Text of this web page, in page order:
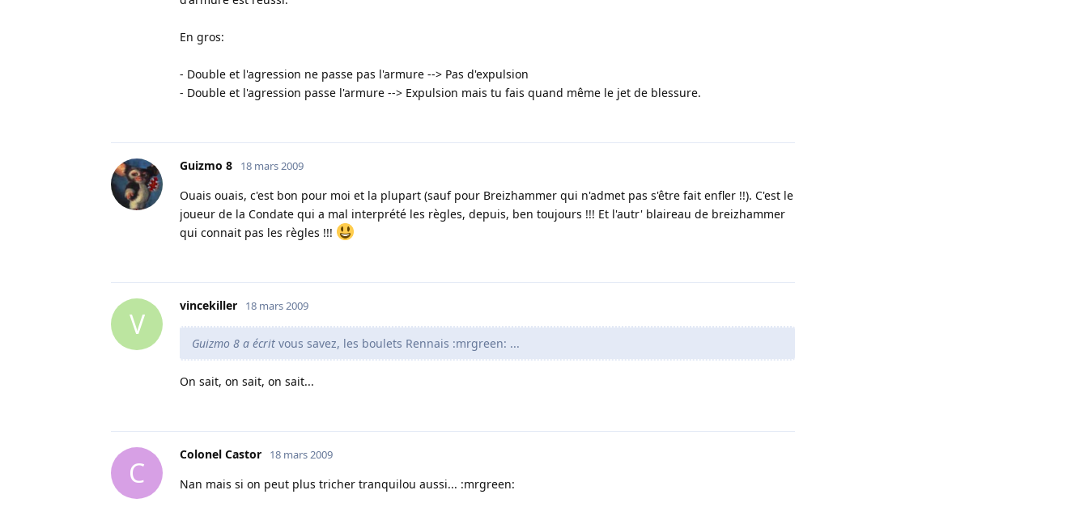
En gros:
- Double et l'agression ne passe pas l'armure --> Pas d'expulsion
- Double et l'agression passe l'armure --> Expulsion mais tu fais quand même le jet de blessure.
Guizmo 8 18 mars 2009
Ouais ouais, c'est bon pour moi et la plupart (sauf pour Breizhammer qui n'admet pas s'être fait enfler !!). C'est le
joueur de la Condate qui a mal interprété les règles, depuis, ben toujours !!! Et l'autr' blaireau de breizhammer
qui connait pas les règles !!!
V
vincekiller 18 mars 2009
Guizmo 8 a écrit vous savez, les boulets Rennais :mrgreen: ...
On sait, on sait, on sait...
C
Colonel Castor 18 mars 2009
Nan mais si on peut plus tricher tranquilou aussi... :mrgreen: